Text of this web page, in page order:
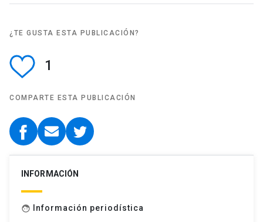
¿TE GUSTA ESTA PUBLICACIÓN?
1
COMPARTE ESTA PUBLICACIÓN
INFORMACIÓN
face Información periodística